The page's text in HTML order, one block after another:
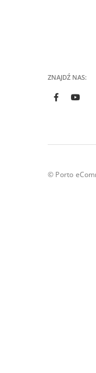
ZNAJDŹ NAS:
© Porto